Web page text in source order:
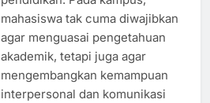
mahasiswa tak cuma diwajibkan
agar menguasai pengetahuan
akademik, tetapi juga agar
mengembangkan kemampuan
interpersonal dan komunikasi